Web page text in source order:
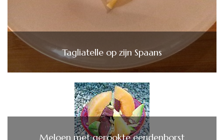
Tagliatelle op zijn Spaans
Meloen met gerookte eendenborst